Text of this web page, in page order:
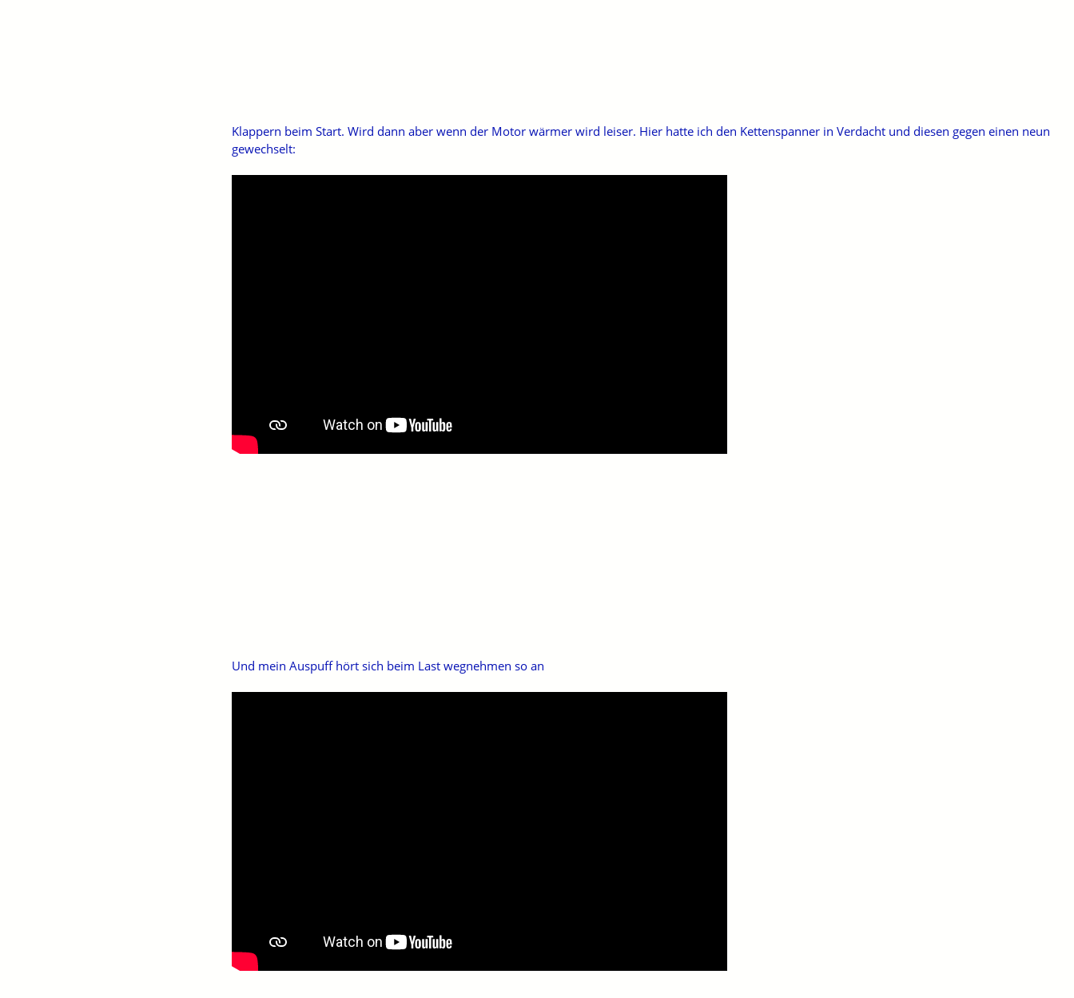
Klappern beim Start. Wird dann aber wenn der Motor wärmer wird leiser. Hier hatte ich den Kettenspanner in Verdacht und diesen gegen einen neun
gewechselt:
Und mein Auspuff hört sich beim Last wegnehmen so an